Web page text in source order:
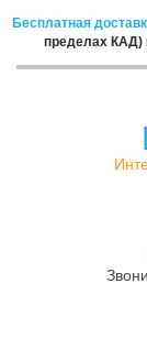
Бесплатная
пределах КАД)